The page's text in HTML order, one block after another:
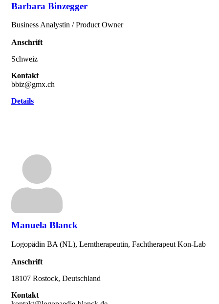
Barbara Binzegger
Business Analystin / Product Owner
Anschrift
Schweiz
Kontakt
bbiz@gmx.ch
Details
Manuela Blanck
Logopädin BA (NL), Lerntherapeutin, Fachtherapeut Kon-Lab
Anschrift
18107 Rostock, Deutschland
Kontakt